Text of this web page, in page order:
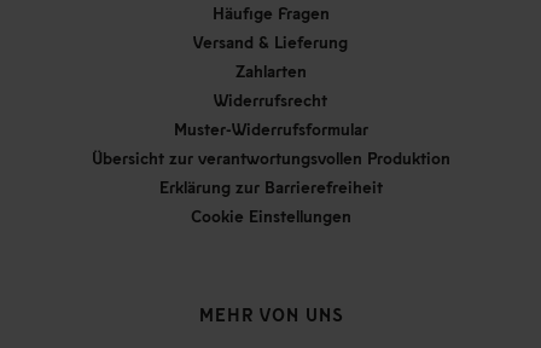
Häufige Fragen
Versand & Lieferung
Zahlarten
Widerrufsrecht
Muster-Widerrufsformular
Übersicht zur verantwortungsvollen Produktion
Erklärung zur Barrierefreiheit
Cookie Einstellungen
MEHR VON UNS